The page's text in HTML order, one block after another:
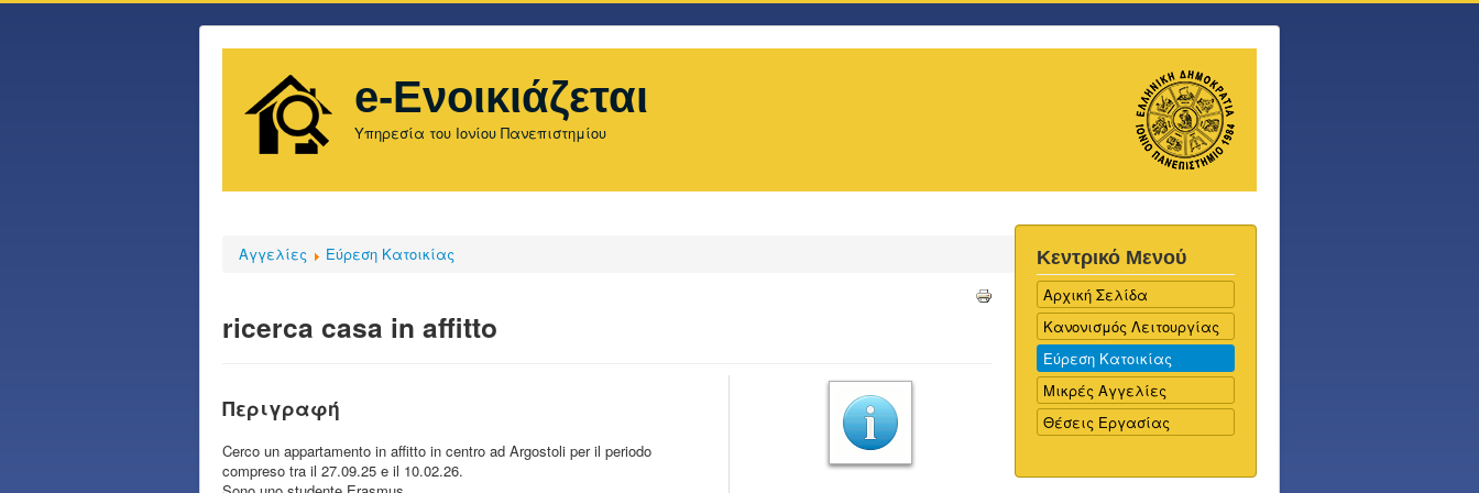
e-Ενοικιάζεται
Υπηρεσία του Ιονίου Πανεπιστημίου
Αγγελίες Εύρεση Κατοικίας
ricerca casa in affitto
Περιγραφή
Cerco un appartamento in affitto in centro ad Argostoli per il periodo
compreso tra il 27.09.25 e il 10.02.26.
Κεντρικό Μενού
Αρχική Σελίδα
Κανονισμός Λειτουργίας
Εύρεση Κατοικίας
Μικρές Αγγελίες
Θέσεις Εργασίας